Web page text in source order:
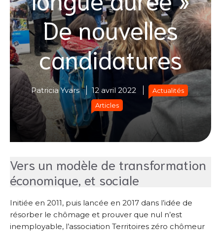
De nouvelles
candidatures
Patricia Yvars 12 avril 2022
Actualités
Articles
Vers un modèle de transformation
économique, et sociale
Initiée en 2011, puis lancée en 2017 dans l’idée de
résorber le chômage et prouver que nul n’est
inemployable, l’association Territoires zéro chômeur